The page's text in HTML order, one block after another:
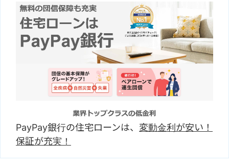
PayPay銀行の住宅ローンは、 変動金利が安い！
保証が充実！